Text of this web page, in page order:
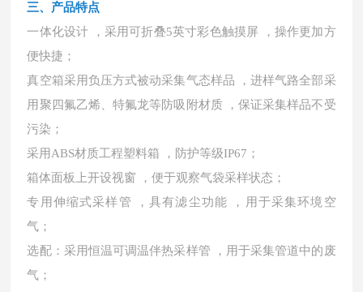
三、产品特点
一体化设计 ，采用可折叠5英寸彩色触摸屏 ，操作更加方
便快捷；
真空箱采用负压方式被动采集气态样品 ，进样气路全部采
用聚四氟乙烯、特氟龙等防吸附材质 ，保证采集样品不受
污染；
采用 ABS材质工程塑料箱 ，防护等级IP67；
箱体面板上开设视窗 ，便于观察气袋采样状态；
专用伸缩式采样管
，具有滤尘功能 ，用于采集环境空
气；
选配：采用恒温可调温伴热采样管 ，用于采集管道中的废
气；